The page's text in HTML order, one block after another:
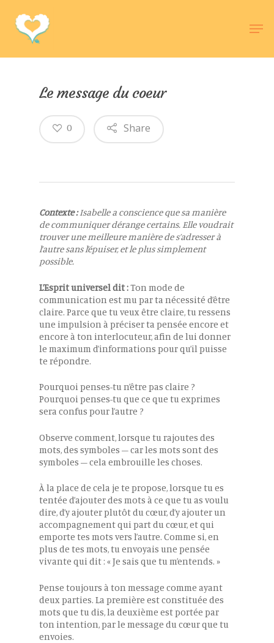
Le message du coeur
Share
0
Contexte :Isabelle a conscience que sa manière
de communiquer dérange certains. Elle voudrait
trouver une meilleure manière de s’adresser à
l’autre sans l’épuiser, et le plus simplement
possible.
L’Esprit universel dit :Ton mode de
communication est mu par ta nécessité d’être
claire. Parce que tu veux être claire, tu ressens
une impulsion à préciser ta pensée encore et
encore à ton interlocuteur, afin de lui donner
le maximum d’informations pour qu’il puisse
te répondre.
Pourquoi penses-tu n’être pas claire ?
Pourquoi penses-tu que ce que tu exprimes
sera confus pour l’autre ?
Observe comment, lorsque tu rajoutes des
mots, des symboles – car les mots sont des
symboles – cela embrouille les choses.
À la place de cela je te propose, lorsque tu es
tentée d’ajouter des mots à ce que tu as voulu
dire, d’y ajouter plutôt du cœur, d’y ajouter un
accompagnement qui part du cœur, et qui
emporte tes mots vers l’autre. Comme si, en
plus de tes mots, tu envoyais une pensée
vivante qui dit : « Je sais que tu m’entends. »
Pense toujours à ton message comme ayant
deux parties. La première est constituée des
mots que tu dis, la deuxième est portée par
ton intention, par le message du cœur que tu
envoies.